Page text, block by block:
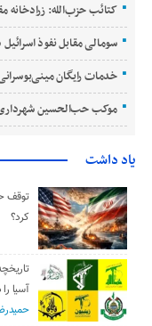
کتائب حزب‌الله: زرادخانه
سومالی مقابل نفوذ
خدمات رایگان
موکب حب‌الحسین شهرداری
یاد داشت
توقف
کرد؟
آسیا